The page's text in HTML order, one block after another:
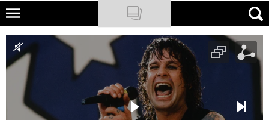
Skip
main
content
NATIONAL GEOGRAPHIC
TRAVELER
PODCASTY